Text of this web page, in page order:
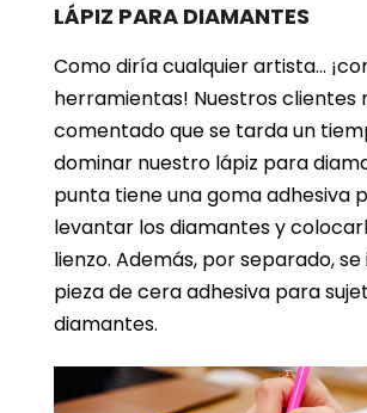
LÁPIZ PARA DIAMANTES
Como diría cualquier artista…
herramientas! Nuestros clientes
comentado que se tarda un
dominar nuestro lápiz para
punta tiene una goma adhesiva
levantar los diamantes y
lienzo. Además, por separado,
pieza de cera adhesiva para
diamantes.